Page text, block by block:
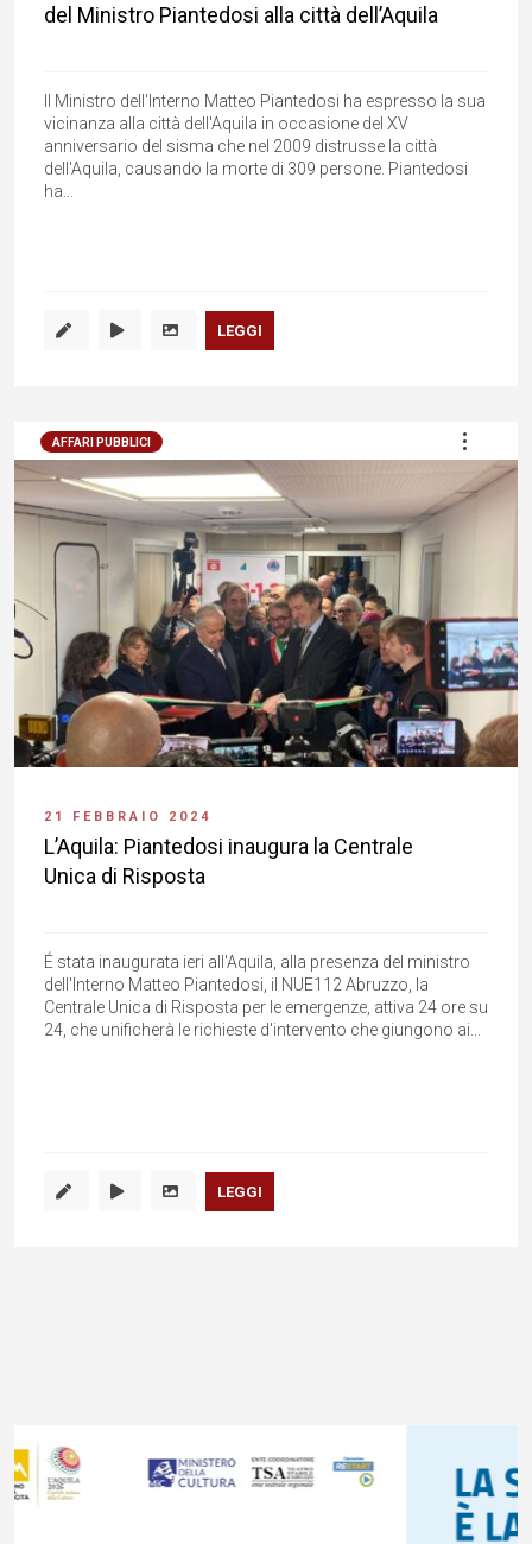
del Ministro Piantedosi alla città dell’Aquila
Il Ministro dell'Interno Matteo Piantedosi ha espresso la sua
vicinanza alla città dell'Aquila in occasione del XV
anniversario del sisma che nel 2009 distrusse la città
dell'Aquila, causando la morte di 309 persone. Piantedosi
ha...
LEGGI
AFFARI PUBBLICI
21 FEBBRAIO 2024
L’Aquila: Piantedosi inaugura la Centrale
Unica di Risposta
É stata inaugurata ieri all'Aquila, alla presenza del ministro
dell'Interno Matteo Piantedosi, il NUE112 Abruzzo, la
Centrale Unica di Risposta per le emergenze, attiva 24 ore su
24, che unificherà le richieste d'intervento che giungono ai...
LEGGI